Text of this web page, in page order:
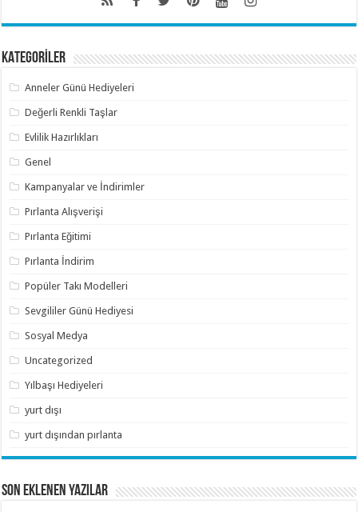
KATEGORİLER
Anneler Günü Hediyeleri
Değerli Renkli Taşlar
Evlilik Hazırlıkları
Genel
Kampanyalar ve İndirimler
Pırlanta Alışverişi
Pırlanta Eğitimi
Pırlanta İndirim
Popüler Takı Modelleri
Sevgililer Günü Hediyesi
Sosyal Medya
Uncategorized
Yılbaşı Hediyeleri
yurt dışı
yurt dışından pırlanta
SON EKLENEN YAZILAR